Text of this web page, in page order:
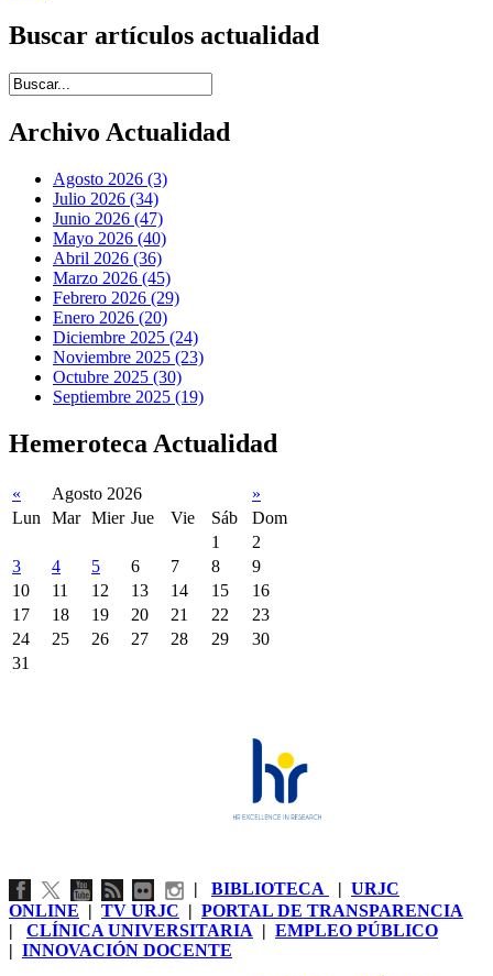
Buscar artículos actualidad
Introduce términos de búsqueda
Archivo Actualidad
Agosto 2026 (3)
Julio 2026 (34)
Junio 2026 (47)
Mayo 2026 (40)
Abril 2026 (36)
Marzo 2026 (45)
Febrero 2026 (29)
Enero 2026 (20)
Diciembre 2025 (24)
Noviembre 2025 (23)
Octubre 2025 (30)
Septiembre 2025 (19)
Hemeroteca Actualidad
« Agosto 2026
»
Lun
Mar Mier Jue Vie Sáb
Dom
1
2
3
4 5 6 7 8
9
10
11 12 13 14 15
16
17
18 19 20 21 22
23
24
25 26 27 28 29
30
31
| BIBLIOTECA | URJC
ONLINE | TV URJC | PORTAL DE TRANSPARENCIA
| CLÍNICA UNIVERSITARIA | EMPLEO PÚBLICO
| INNOVACIÓN DOCENTE